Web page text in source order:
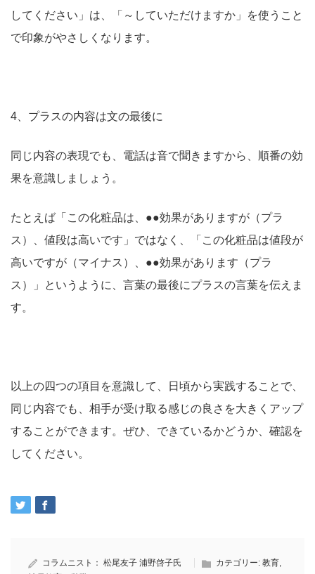
してください」は、「～していただけますか」を使うこと
で印象がやさしくなります。
4、プラスの内容は文の最後に
同じ内容の表現でも、電話は音で聞きますから、順番の効
果を意識しましょう。
たとえば「この化粧品は、●●効果がありますが（プラ
ス）、値段は高いです」ではなく、「この化粧品は値段が
高いですが（マイナス）、●●効果があります（プラ
ス）」というように、言葉の最後にプラスの言葉を伝えま
す。
以上の四つの項目を意識して、日頃から実践することで、
同じ内容でも、相手が受け取る感じの良さを大きくアップ
することができます。ぜひ、できているかどうか、確認を
してください。
コラムニスト： 松尾友子 浦野啓子氏 カテゴリー: 教育